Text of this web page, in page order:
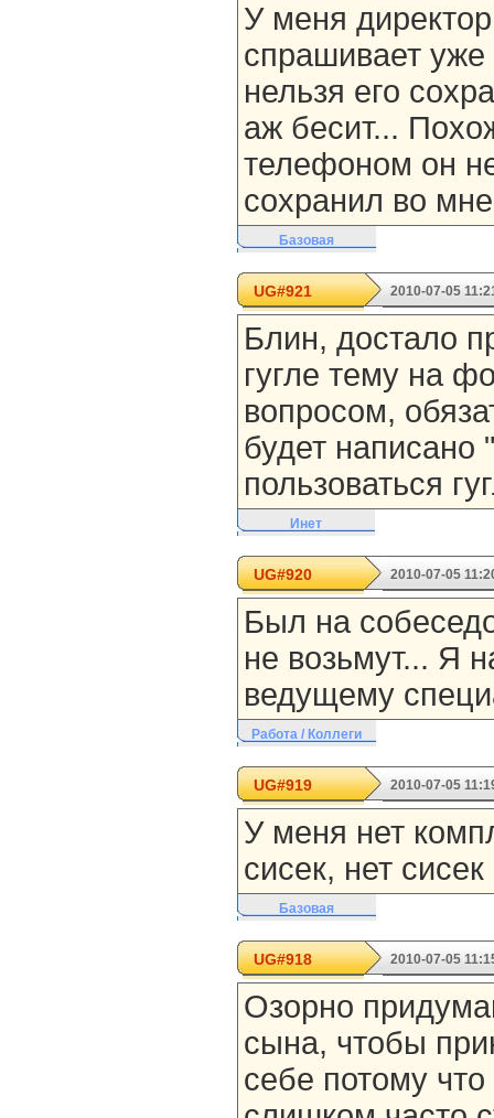
У меня
спрашивает уже
нельзя его
аж бесит...
телефоном он
сохранил во
Базовая
UG#921 2010-07-05
Блин, достало
гугле тему на
вопросом,
будет написано
пользоваться
Инет
UG#920 2010-07-05
Был на
не возьмут... Я
ведущему
Работа / Коллеги
UG#919 2010-07-05
У меня нет
сисек, нет
Базовая
UG#918 2010-07-05
Озорно
сына, чтобы
себе потому